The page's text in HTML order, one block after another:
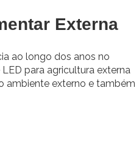
Externa
ao longo dos anos no
para agricultura externa
ambiente externo e também